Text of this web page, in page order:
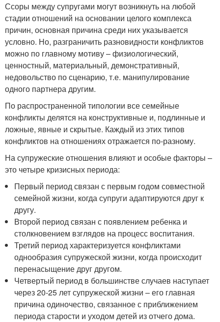
Ссоры между супругами могут возникнуть на любой
стадии отношений на основании целого комплекса
причин, основная причина среди них указывается
условно. Но, разграничить разновидности конфликтов
можно по главному мотиву – физиологический,
ценностный, материальный, демонстративный,
недовольство по сценарию, т.е. манипулирование
одного партнера другим.
По распространенной типологии все семейные
конфликты делятся на конструктивные и, подлинные и
ложные, явные и скрытые. Каждый из этих типов
конфликтов на отношениях отражается по-разному.
На супружеские отношения влияют и особые факторы –
это четыре кризисных периода:
Первый период связан с первым годом совместной
семейной жизни, когда супруги адаптируются друг к
другу.
Второй период связан с появлением ребенка и
столкновением взглядов на процесс воспитания.
Третий период характеризуется конфликтами
однообразия супружеской жизни, когда происходит
перенасыщение друг другом.
Четвертый период в большинстве случаев наступает
через 20-25 лет супружеской жизни – его главная
причина одиночество, связанное с приближением
периода старости и уходом детей из отчего дома.